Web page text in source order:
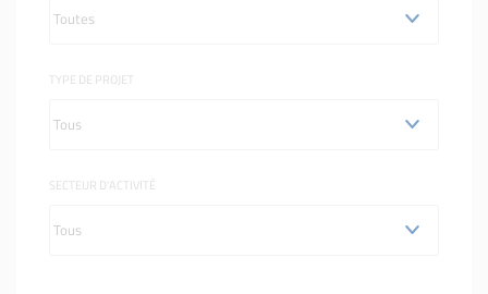
TYPE DE PROJET
SECTEUR D'ACTIVITÉ